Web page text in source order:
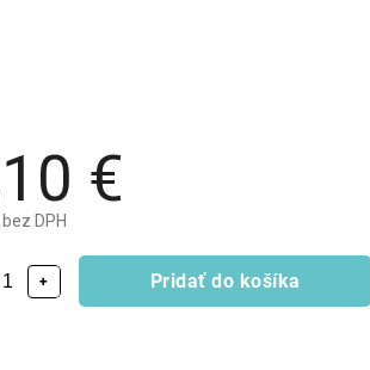
€
DPH
+ Pridať do košíka